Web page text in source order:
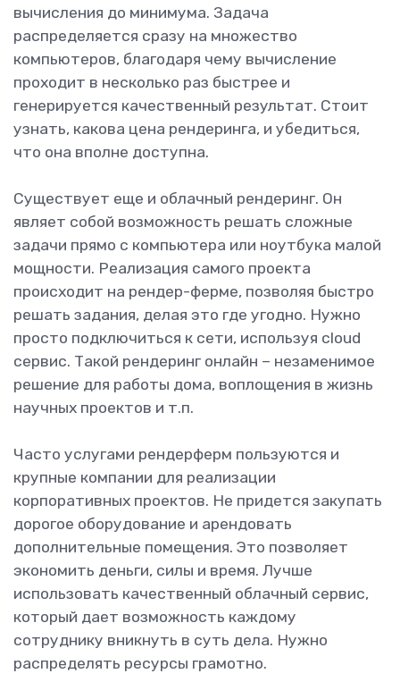
вычисления до минимума. Задача
распределяется сразу на множество
компьютеров, благодаря чему вычисление
проходит в несколько раз быстрее и
генерируется качественный результат. Стоит
узнать, какова цена рендеринга, и убедиться,
что она вполне доступна.
Существует еще и облачный рендеринг. Он
являет собой возможность решать сложные
задачи прямо с компьютера или ноутбука малой
мощности. Реализация самого проекта
происходит на рендер-ферме, позволяя быстро
решать задания, делая это где угодно. Нужно
просто подключиться к сети, используя cloud
сервис. Такой рендеринг онлайн – незаменимое
решение для работы дома, воплощения в жизнь
научных проектов и т.п.
Часто услугами рендерферм пользуются и
крупные компании для реализации
корпоративных проектов. Не придется закупать
дорогое оборудование и арендовать
дополнительные помещения. Это позволяет
экономить деньги, силы и время. Лучше
использовать качественный облачный сервис,
который дает возможность каждому
сотруднику вникнуть в суть дела. Нужно
распределять ресурсы грамотно.